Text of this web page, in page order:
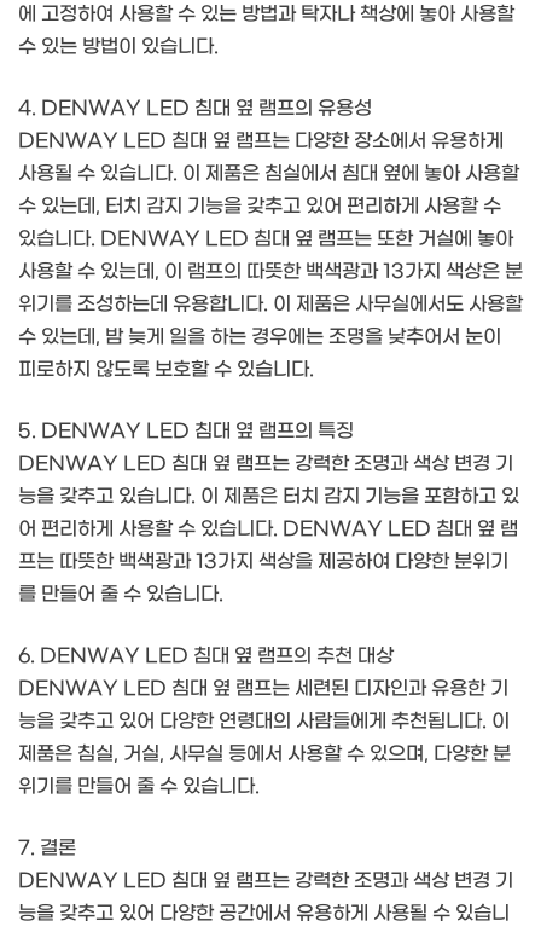
에 고정하여 사용할 수 있는 방법과 탁자나 책상에 놓아 사용할
수 있는 방법이 있습니다.
4. DENWAY LED 침대 옆 램프의 유용성
DENWAY LED 침대 옆 램프는 다양한 장소에서 유용하게
사용될 수 있습니다. 이 제품은 침실에서 침대 옆에 놓아 사용할
수 있는데, 터치 감지 기능을 갖추고 있어 편리하게 사용할 수
있습니다. DENWAY LED 침대 옆 램프는 또한 거실에 놓아
사용할 수 있는데, 이 램프의 따뜻한 백색광과 13가지 색상은 분
위기를 조성하는데 유용합니다. 이 제품은 사무실에서도 사용할
수 있는데, 밤 늦게 일을 하는 경우에는 조명을 낮추어서 눈이
피로하지 않도록 보호할 수 있습니다.
5. DENWAY LED 침대 옆 램프의 특징
DENWAY LED 침대 옆 램프는 강력한 조명과 색상 변경 기
능을 갖추고 있습니다. 이 제품은 터치 감지 기능을 포함하고 있
어 편리하게 사용할 수 있습니다. DENWAY LED 침대 옆 램
프는 따뜻한 백색광과 13가지 색상을 제공하여 다양한 분위기
를 만들어 줄 수 있습니다.
6. DENWAY LED 침대 옆 램프의 추천 대상
DENWAY LED 침대 옆 램프는 세련된 디자인과 유용한 기
능을 갖추고 있어 다양한 연령대의 사람들에게 추천됩니다. 이
제품은 침실, 거실, 사무실 등에서 사용할 수 있으며, 다양한 분
위기를 만들어 줄 수 있습니다.
7. 결론
DENWAY LED 침대 옆 램프는 강력한 조명과 색상 변경 기
능을 갖추고 있어 다양한 공간에서 유용하게 사용될 수 있습니